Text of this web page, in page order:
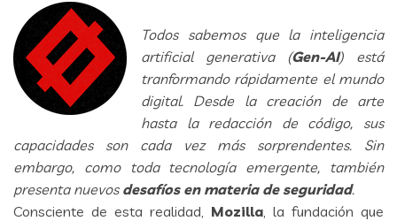
Todos sabemos que la inteligencia
artificial generativa (Gen-AI) está
tranformando rápidamente el mundo
digital. Desde la creación de arte
hasta la redacción de código, sus
capacidades son cada vez más sorprendentes. Sin
embargo, como toda tecnología emergente, también
presenta nuevos desafíos en materia de seguridad.
Consciente de esta realidad, Mozilla, la fundación que